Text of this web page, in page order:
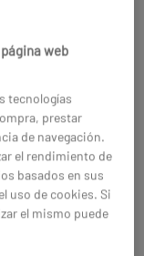
KWKSC44ML
web
tecnologías
prestar
de navegación.
el rendimiento de
basados en sus
uso de cookies. Si
el mismo puede